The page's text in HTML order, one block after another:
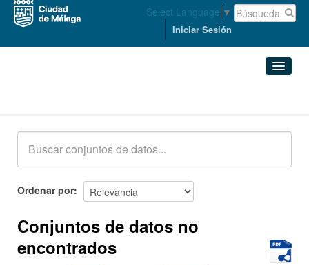
Select Language ▼
Iniciar Sesión
Acerca de
Ordenar por
Conjuntos de datos no
encontrados